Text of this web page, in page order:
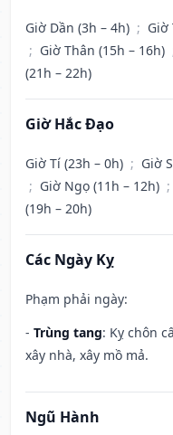
Giờ Dần (3h – 4h) ; Giờ
; Giờ Thân (15h – 16h)
(21h – 22h)
Giờ Hắc Đạo
Giờ Tí (23h – 0h) ; Giờ
; Giờ Ngọ (11h – 12h) ;
(19h – 20h)
Các Ngày Kỵ
Phạm phải ngày:
- Trùng tang: Kỵ chôn
xây nhà, xây mồ mả.
Ngũ Hành